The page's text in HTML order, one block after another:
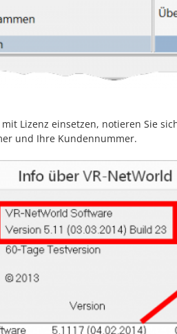
Lizenz einsetzen, notieren Sie
und Ihre Kundennummer.